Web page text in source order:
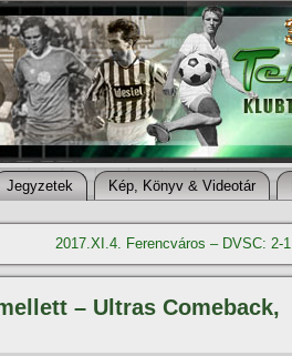
Jegyzetek Kép, Könyv & Videotár
2017.XI.4. Ferencváros – DVSC: 2-1
– Ultras Comeback,